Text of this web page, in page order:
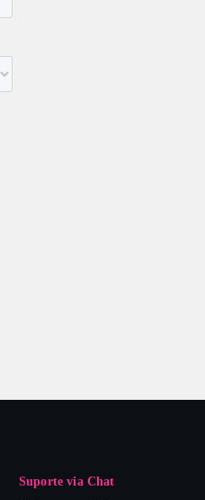
Suporte via Chat